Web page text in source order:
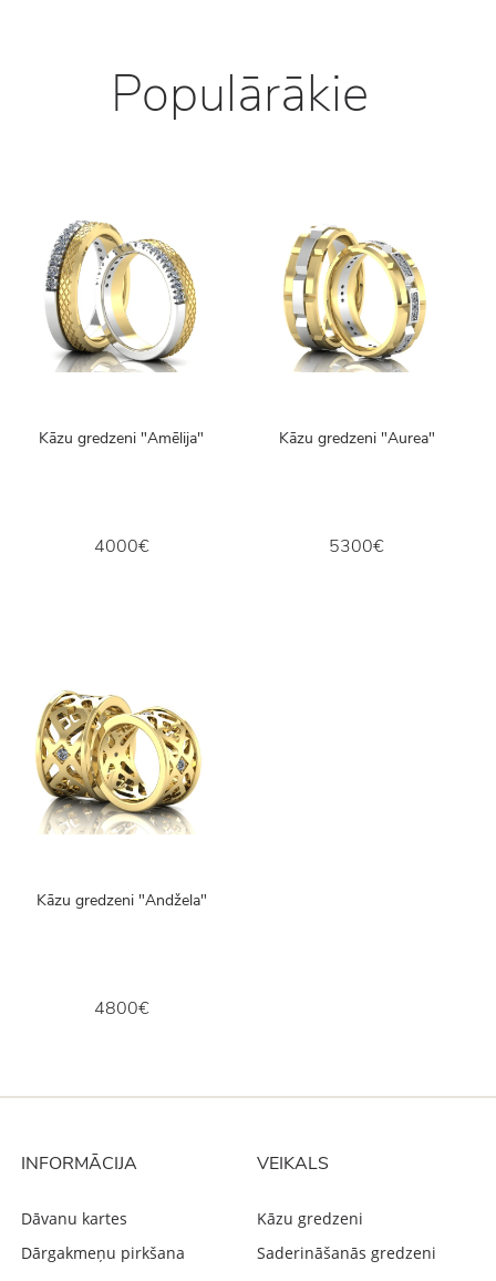
Populārākie
Kāzu gredzeni "Amēlija"
4000€
Kāzu gredzeni "Aurea"
5300€
Kāzu gredzeni "Andžela"
4800€
INFORMĀCIJA
Dāvanu kartes
Dārgakmeņu pirkšana
VEIKALS
Kāzu gredzeni
Saderināšanās gredzeni